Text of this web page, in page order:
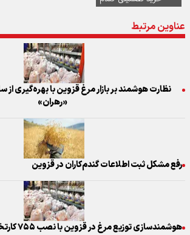
عناوین مرتبط
نظارت هوشمند بر بازار مرغ قزوین با بهره‌گیری از
«رهران»
رفع مشکل ثبت اطلاعات گندم‌کاران در قزوین
هوشمندسازی توزیع مرغ در قزوین با نصب ۷۵۵ کارتخوان فناوا